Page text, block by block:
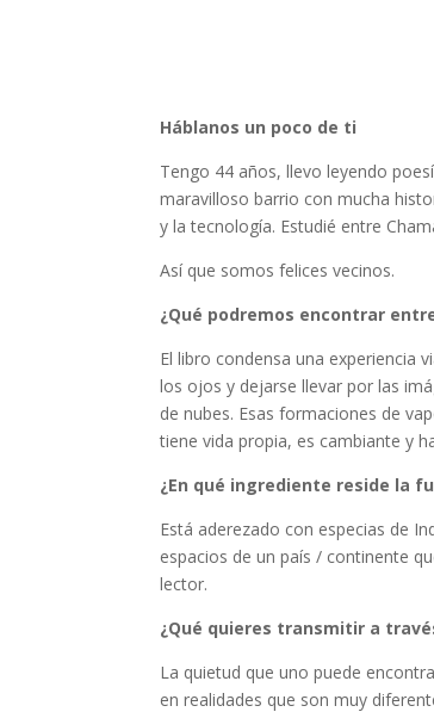
Háblanos un poco de ti
Tengo 44 años, llevo leyendo
maravilloso barrio con mucha
y la tecnología. Estudié entre
Así que somos felices vecinos.
¿Qué podremos encontrar
El libro condensa una experiencia
los ojos y dejarse llevar por las
de nubes. Esas formaciones de
tiene vida propia, es cambiante y
¿En qué ingrediente reside la
Está aderezado con especias de
espacios de un país / continente
lector.
¿Qué quieres transmitir a
La quietud que uno puede
en realidades que son muy